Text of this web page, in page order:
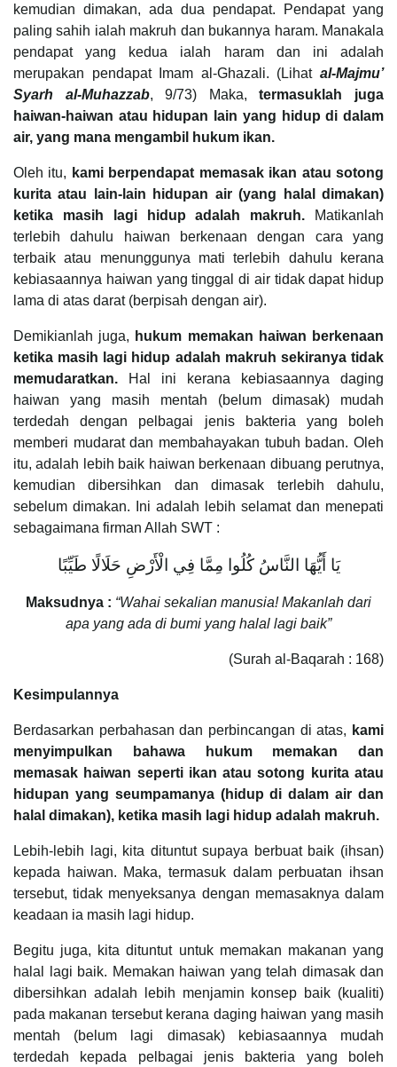
kemudian dimakan, ada dua pendapat. Pendapat yang
paling sahih ialah makruh dan bukannya haram. Manakala
pendapat yang kedua ialah haram dan ini adalah
merupakan pendapat Imam al-Ghazali. (Lihat al-Majmu’
Syarh al-Muhazzab, 9/73) Maka,termasuklah juga
haiwan-haiwan atau hidupan lain yang hidup di dalam
air, yang mana mengambil hukum ikan.
Oleh itu, kami berpendapat memasak ikan atau sotong
kurita atau lain-lain hidupan air (yang halal dimakan)
ketika masih lagi hidup adalah makruh. Matikanlah
terlebih dahulu haiwan berkenaan dengan cara yang
terbaik atau menunggunya mati terlebih dahulu kerana
kebiasaannya haiwan yang tinggal di air tidak dapat hidup
lama di atas darat (berpisah dengan air).
Demikianlah juga, hukum memakan haiwan berkenaan
ketika masih lagi hidup adalah makruh sekiranya tidak
memudaratkan. Hal ini kerana kebiasaannya daging
haiwan yang masih mentah (belum dimasak) mudah
terdedah dengan pelbagai jenis bakteria yang boleh
memberi mudarat dan membahayakan tubuh badan. Oleh
itu, adalah lebih baik haiwan berkenaan dibuang perutnya,
kemudian dibersihkan dan dimasak terlebih dahulu,
sebelum dimakan. Ini adalah lebih selamat dan menepati
sebagaimana firman Allah SWT :
يَا أَيُّهَا النَّاسُ كُلُوا مِمَّا فِي الْأَرْضِ حَلَالًا طَيِّبًا
Maksudnya : “Wahai sekalian manusia! Makanlah dari
apa yang ada di bumi yang halal lagi baik”
(Surah al-Baqarah : 168)
Kesimpulannya
Berdasarkan perbahasan dan perbincangan di atas, kami
menyimpulkan bahawa hukum memakan dan
memasak haiwan seperti ikan atau sotong kurita atau
hidupan yang seumpamanya (hidup di dalam air dan
halal dimakan), ketika masih lagi hidup adalah makruh.
Lebih-lebih lagi, kita dituntut supaya berbuat baik (ihsan)
kepada haiwan. Maka, termasuk dalam perbuatan ihsan
tersebut, tidak menyeksanya dengan memasaknya dalam
keadaan ia masih lagi hidup.
Begitu juga, kita dituntut untuk memakan makanan yang
halal lagi baik. Memakan haiwan yang telah dimasak dan
dibersihkan adalah lebih menjamin konsep baik (kualiti)
pada makanan tersebut kerana daging haiwan yang masih
mentah (belum lagi dimasak) kebiasaannya mudah
terdedah kepada pelbagai jenis bakteria yang boleh